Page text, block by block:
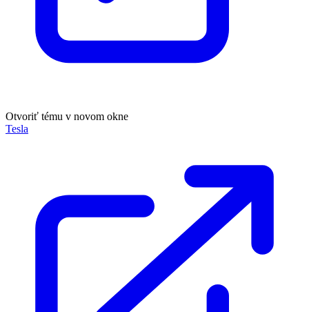
Otvoriť tému v novom okne
Tesla